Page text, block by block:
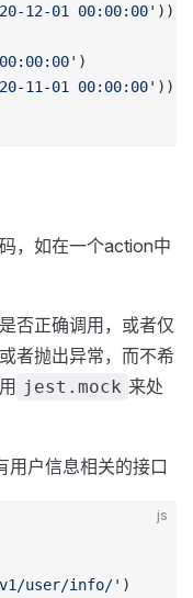
12-01 00:00:00' )).
)
11-01 00:00:00' )).
，如在一个action中
否正确调用，或者仅
者抛出异常，而不希
jest.mock 来处
用户信息相关的接口
js
user/info/' )